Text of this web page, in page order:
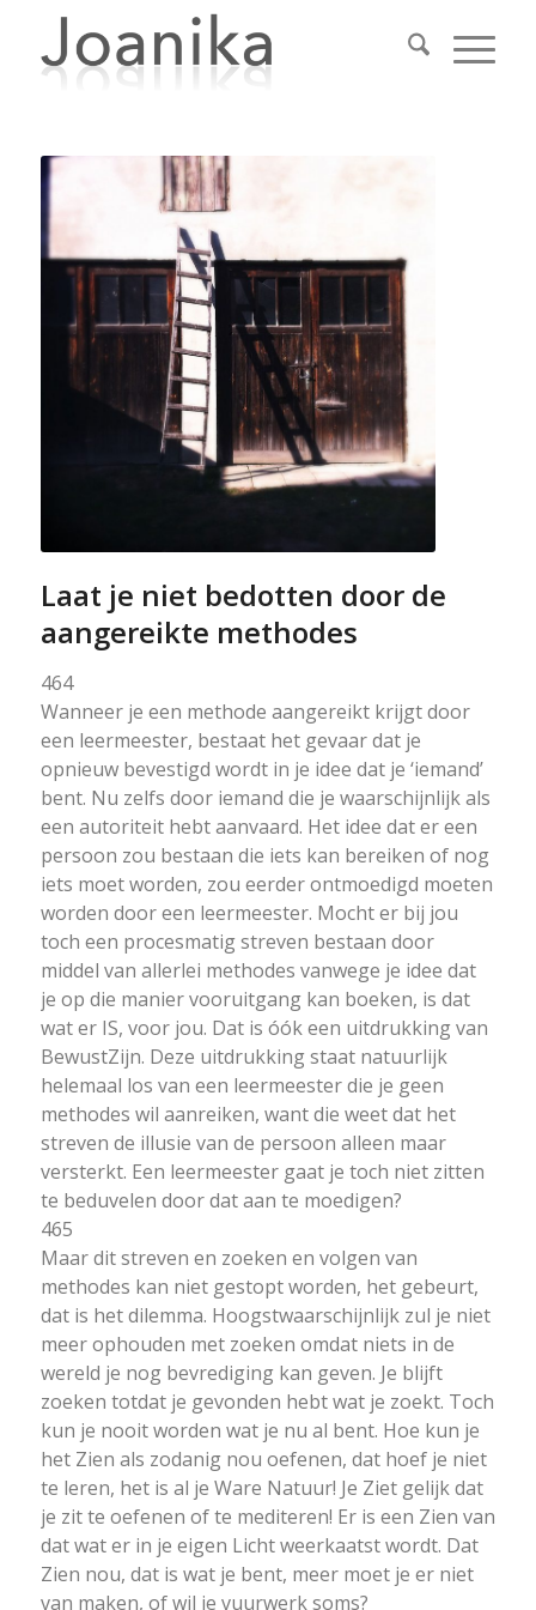
Laat je niet bedotten door de
aangereikte methodes
464
Wanneer je een methode aangereikt krijgt door
een leermeester, bestaat het gevaar dat je
opnieuw bevestigd wordt in je idee dat je ‘iemand’
bent. Nu zelfs door iemand die je waarschijnlijk als
een autoriteit hebt aanvaard. Het idee dat er een
persoon zou bestaan die iets kan bereiken of nog
iets moet worden, zou eerder ontmoedigd moeten
worden door een leermeester. Mocht er bij jou
toch een procesmatig streven bestaan door
middel van allerlei methodes vanwege je idee dat
je op die manier vooruitgang kan boeken, is dat
wat er IS, voor jou. Dat is óók een uitdrukking van
BewustZijn. Deze uitdrukking staat natuurlijk
helemaal los van een leermeester die je geen
methodes wil aanreiken, want die weet dat het
streven de illusie van de persoon alleen maar
versterkt. Een leermeester gaat je toch niet zitten
te beduvelen door dat aan te moedigen?
465
Maar dit streven en zoeken en volgen van
methodes kan niet gestopt worden, het gebeurt,
dat is het dilemma. Hoogstwaarschijnlijk zul je niet
meer ophouden met zoeken omdat niets in de
wereld je nog bevrediging kan geven. Je blijft
zoeken totdat je gevonden hebt wat je zoekt. Toch
kun je nooit worden wat je nu al bent. Hoe kun je
het Zien als zodanig nou oefenen, dat hoef je niet
te leren, het is al je Ware Natuur! Je Ziet gelijk dat
je zit te oefenen of te mediteren! Er is een Zien van
dat wat er in je eigen Licht weerkaatst wordt. Dat
Zien nou, dat is wat je bent, meer moet je er niet
van maken, of wil je vuurwerk soms?